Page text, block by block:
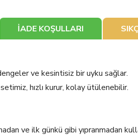
İADE KOŞULLARI
ve kesintisiz bir uyku sağlar.
setimiz, hızlı kurur, kolay ütülenebilir.
ve ilk günkü gibi yıpranmadan